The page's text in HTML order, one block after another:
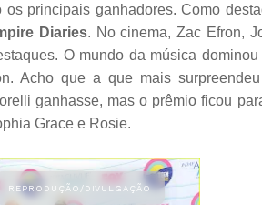
principais ganhadores. Como
Diaries. No cinema, Zac Efron,
O mundo da música dominou
Acho que a que mais
ganhasse, mas o prêmio ficou
Grace e Rosie.